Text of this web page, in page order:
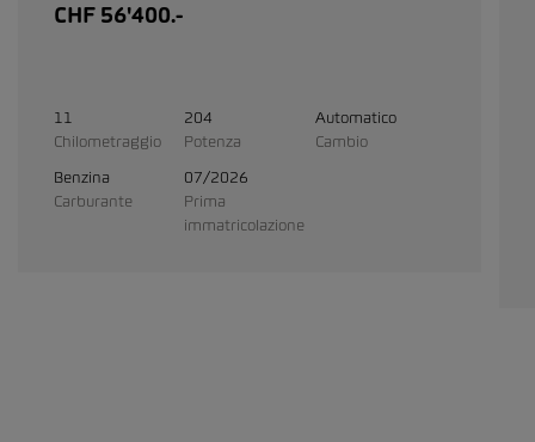
CHF 56'400.-
11
Chilometraggio
204
Potenza
Automatico
Cambio
Benzina
Carburante
07/2026
Prima
immatricolazione